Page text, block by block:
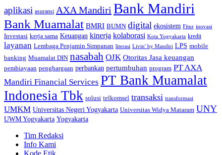
aplikasi asuransi AXA Mandiri Bank Mandiri
Bank Muamalat BMRI BUMN digital ekosistem Fitur inovasi
Investasi kerja sama Keuangan kinerja kolaborasi Kota Yogyakarta kredit
layanan Lembaga Penjamin Simpanan literasi Livin' by Mandiri LPS mobile
banking Muamalat DIN nasabah OJK Otoritas Jasa keuangan
pembiayaan penghargaan perbankan pertumbuhan program PT AXA
Mandiri Financial Services PT Bank Muamalat
Indonesia Tbk solusi telkomsel transaksi transformasi
UMKM Universitas Negeri Yogyakarta Universitas Widya Mataram UNY
UWM Yogyakarta Yogyakarta
Tim Redaksi
Info Kami